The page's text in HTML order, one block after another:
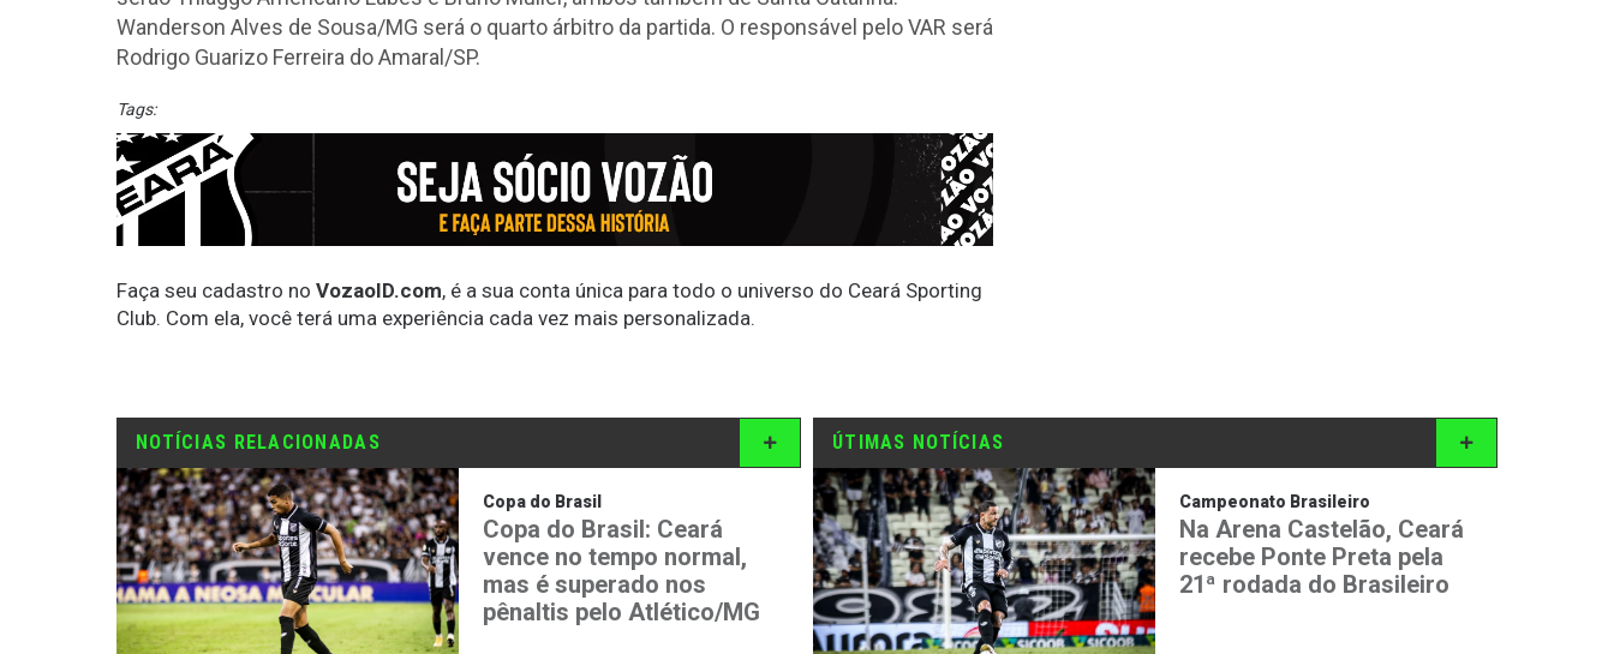
Wanderson Alves de Sousa/MG será o quarto árbitro da partida. O responsável pelo VAR será
Rodrigo Guarizo Ferreira do Amaral/SP.
Tags:
Faça seu cadastro no VozaoID.com, é a sua conta única para todo o universo do Ceará Sporting
Club. Com ela, você terá uma experiência cada vez mais personalizada.
NOTÍCIAS RELACIONADAS
Copa do Brasil
Copa do Brasil: Ceará
vence no tempo normal,
mas é superado nos
pênaltis pelo Atlético/MG
ÚTIMAS NOTÍCIAS
Campeonato Brasileiro
Na Arena Castelão, Ceará
recebe Ponte Preta pela
21ª rodada do Brasileiro